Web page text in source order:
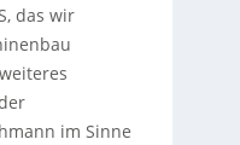
das wir
im Sinne